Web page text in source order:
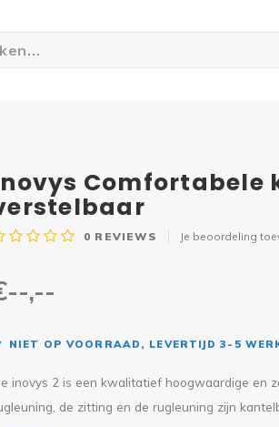
Comfortabele
0 REVIEWS Je beoordeling
,--
NIET OP VOORRAAD, LEVERTIJD 3-5
inovys 2 is een kwalitatief hoogwaardige en
de zitting en de rugleuning zijn